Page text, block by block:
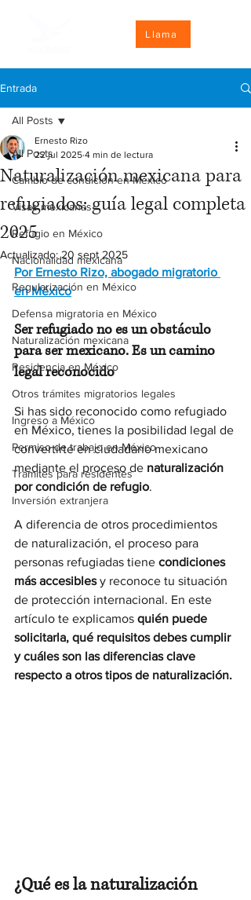
Llama
Entrada
All Posts
Cambio de condición en México
Visas mexicanas
Refugio en México
Nacionalidad mexicana
Regularización en México
Defensa migratoria en México
Naturalización mexicana
Residencia en México
Otros trámites migratorios legales
Ingreso a México
Permiso de trabajo en México
Trámites para residentes
Inversión extranjera
All Posts
Naturalización mexicana para
refugiados: guía legal completa
2025
Ernesto Rizo
22 jul 2025 4 min de lectura
Actualizado:20 sept 2025
Por Ernesto Rizo, abogado migratorio
en México
Ser refugiado no es un obstáculo
para ser mexicano. Es un camino
legal reconocido
Si has sido reconocido como refugiado
en México, tienes la posibilidad legal de
convertirte en ciudadano mexicano
mediante el proceso de naturalización
por condición de refugio.
A diferencia de otros procedimientos
de naturalización, el proceso para
personas refugiadas tiene condiciones
más accesibles y reconoce tu situación
de protección internacional. En este
artículo te explicamos quién puede
solicitarla, qué requisitos debes cumplir
y cuáles son las diferencias clave
respecto a otros tipos de naturalización.
¿Qué es la naturalización